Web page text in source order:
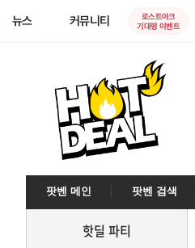
뉴스 커뮤니티
로스트아크
기대평 이벤트
팟벤 메인 팟벤 검색
핫딜 파티